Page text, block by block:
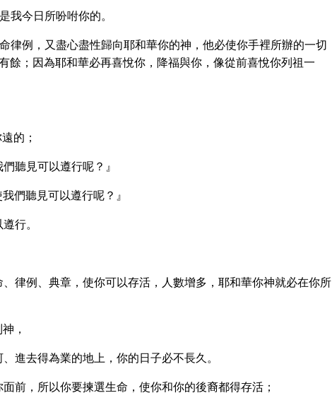
我今日所吩咐你的。
律例，又盡心盡性歸向耶和華你的神，他必使你手裡所辦的一切
餘；因為耶和華必再喜悅你，降福與你，像從前喜悅你列祖一
的；
聽見可以遵行呢？』
們聽見可以遵行呢？』
行。
律例、典章，使你可以存活，人數增多，耶和華你神就必在你所
，
進去得為業的地上，你的日子必不長久。
前，所以你要揀選生命，使你和你的後裔都得存活；